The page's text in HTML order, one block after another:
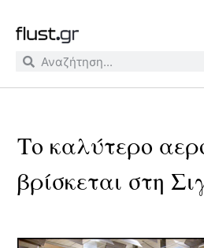
Το καλύτερο
βρίσκεται στη